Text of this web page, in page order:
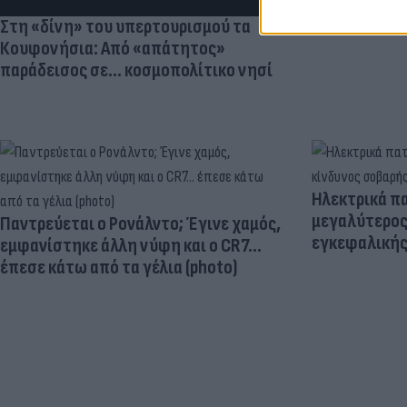
Στη «δίνη» του υπερτουρισμού τα
Κουφονήσια: Από «απάτητος»
παράδεισος σε... κοσμοπολίτικο νησί
Παντρεύεται ο Ρονάλντο; Έγινε χαμός,
εμφανίστηκε άλλη νύφη και ο CR7…
έπεσε κάτω από τα γέλια (photo)
Ηλεκτρικά